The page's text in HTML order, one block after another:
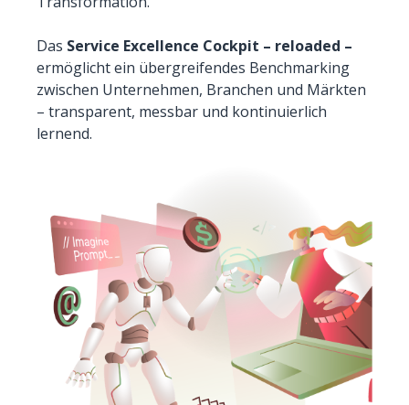
Das Service Excellence Cockpit – reloaded –
ermöglicht ein übergreifendes Benchmarking
zwischen Unternehmen, Branchen und Märkten
– transparent, messbar und kontinuierlich
lernend.